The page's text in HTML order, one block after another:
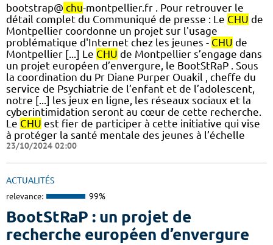
bootstrap@ chu-montpellier.fr . Pour retrouver le
détail complet du Communiqué de presse : Le CHU de
Montpellier coordonne un projet sur l'usage
problématique d'Internet chez les jeunes - CHU de
Montpellier [...] Le CHU de Montpellier s’engage dans
un projet européen d’envergure, le BootStRaP . Sous
la coordination du Pr Diane Purper Ouakil , cheffe du
service de Psychiatrie de l’enfant et de l’adolescent,
notre [...] les jeux en ligne, les réseaux sociaux et la
cyberintimidation seront au cœur de cette recherche.
Le CHU est fier de participer à cette initiative qui vise
à protéger la santé mentale des jeunes à l’échelle
23/10/2024 02:00
ACTUALITÉS
relevance: 99%
BootStRaP : un projet de
recherche européen d’envergure